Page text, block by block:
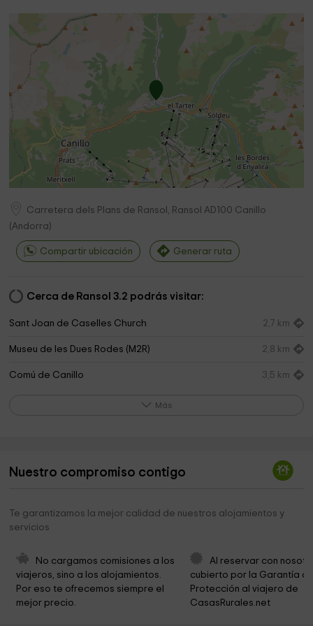
Carretera dels Plans de Ransol, Ransol AD100 Canillo
(Andorra)
Compartir ubicación Generar ruta
Cerca de Ransol 3.2 podrás visitar:
Sant Joan de Caselles Church 2,7 km
Museu de les Dues Rodes (M2R) 2,8 km
Comú de Canillo 3,5 km
Ermita de la Santa Creu de Canillo
Casa Cristo, museu etnogràfic 6,9 km
Capella de Casa Rossell
Museu Iconogràfic Sant Jordi
Ruta del Ferro
Museu de la Miniatura Nicolai Siadristy 9,0 km
Más
Nuestro compromiso contigo
Te garantizamos la mejor calidad de nuestros alojamientos y
servicios
No cargamos comisiones a los
viajeros, sino a los alojamientos.
Por eso te ofrecemos siempre el
mejor precio.
Al reservar con
cubierto por la Garantía
Protección al viajero de
CasasRurales.net